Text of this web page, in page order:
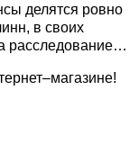
делятся ровно
в своих
расследование…